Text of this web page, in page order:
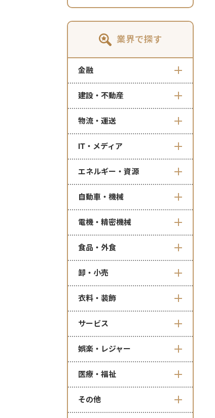
業界で探す
金融
建設・不動産
物流・運送
IT・メディア
エネルギー・資源
自動車・機械
電機・精密機械
食品・外食
卸・小売
衣料・装飾
サービス
娯楽・レジャー
医療・福祉
その他